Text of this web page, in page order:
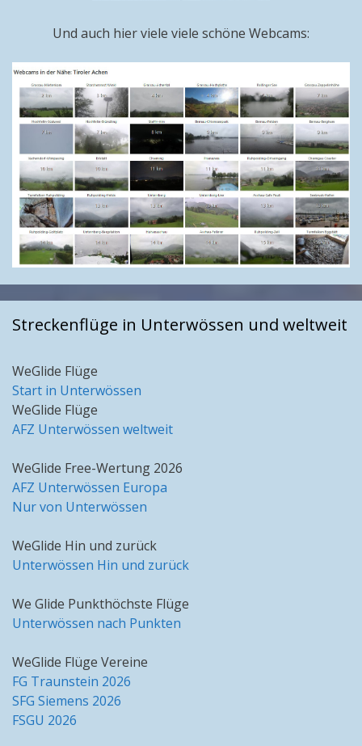
Und auch hier viele viele schöne Webcams:
Streckenflüge in Unterwössen und weltweit
WeGlide Flüge
Start in Unterwössen
WeGlide Flüge
AFZ Unterwössen weltweit
WeGlide Free-Wertung 2026
AFZ Unterwössen Europa
Nur von Unterwössen
WeGlide Hin und zurück
Unterwössen Hin und zurück
We Glide Punkthöchste Flüge
Unterwössen nach Punkten
WeGlide Flüge Vereine
FG Traunstein 2026
SFG Siemens 2026
FSGU 2026